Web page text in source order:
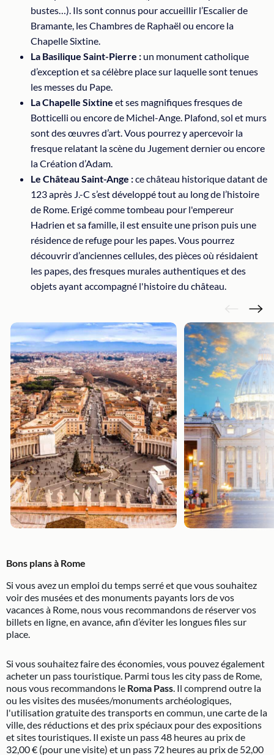
bustes…). Ils sont connus pour accueillir l’Escalier de
Bramante, les Chambres de Raphaël ou encore la
Chapelle Sixtine.
La Basilique Saint-Pierre : un monument catholique
d’exception et sa célèbre place sur laquelle sont tenues
les messes du Pape.
La Chapelle Sixtine et ses magnifiques fresques de
Botticelli ou encore de Michel-Ange. Plafond, sol et murs
sont des œuvres d’art. Vous pourrez y apercevoir la
fresque relatant la scène du Jugement dernier ou encore
la Création d’Adam.
Le Château Saint-Ange :ce château historique datant de
123 après J.-C s’est développé tout au long de l’histoire
de Rome. Erigé comme tombeau pour l'empereur
Hadrien et sa famille, il est ensuite une prison puis une
résidence de refuge pour les papes. Vous pourrez
découvrir d’anciennes cellules, des pièces où résidaient
les papes, des fresques murales authentiques et des
objets ayant accompagné l'histoire du château.
Bons plans à Rome
Si vous avez un emploi du temps serré et que vous souhaitez
voir des musées et des monuments payants lors de vos
vacances à Rome, nous vous recommandons de réserver vos
billets en ligne, en avance, afin d’éviter les longues files sur
place.
Si vous souhaitez faire des économies, vous pouvez également
acheter un pass touristique. Parmi tous les city pass de Rome,
nous vous recommandons le Roma Pass. Il comprend outre la
ou les visites des musées/monuments archéologiques,
l'utilisation gratuite des transports en commun, une carte de la
ville, des réductions et des prix spéciaux pour des expositions
et sites touristiques. Il existe un pass 48 heures au prix de
32,00 € (pour une visite) et un pass 72 heures au prix de 52,00